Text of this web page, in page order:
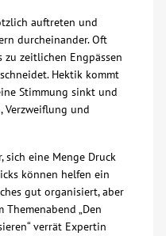
auftreten und
durcheinander. Oft
zeitlichen Engpässen
Hektik kommt
Stimmung sinkt und
Verzweiflung und
sich eine Menge Druck
können helfen ein
gut organisiert, aber
„Den
verrät Expertin